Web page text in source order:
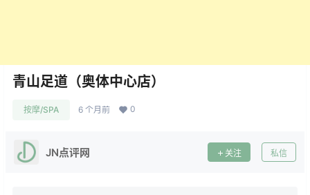
青山足道（奥体中心店）
按摩/SPA 6 个月前 0
JN点评网 关注 私信